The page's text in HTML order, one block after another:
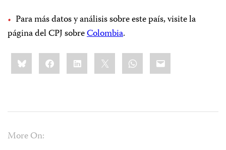
Para más datos y análisis sobre este país, visite la
página del CPJ sobreColombia.
Share
this:BlueskyFacebookLinkedIn WhatsApp
Email
More On: